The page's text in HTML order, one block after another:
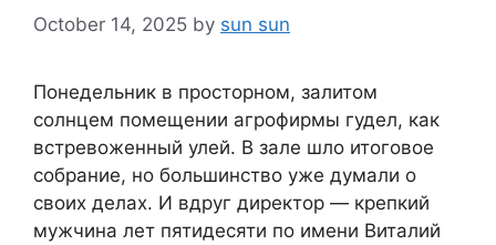
October 14, 2025 by sun sun
Понедельник в просторном, залитом
солнцем помещении агрофирмы гудел, как
встревоженный улей. В зале шло итоговое
собрание, но большинство уже думали о
своих делах. И вдруг директор — крепкий
мужчина лет пятидесяти по имени Виталий